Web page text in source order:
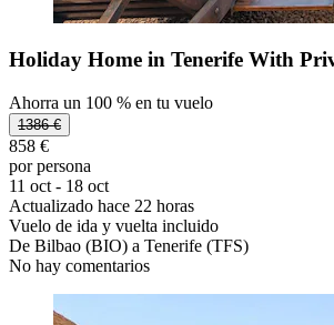
Holiday Home in Tenerife With
Ahorra un 100 % en tu vuelo
1386 €
858 €
por persona
11 oct - 18 oct
Actualizado hace 22 horas
Vuelo de ida y vuelta incluido
De Bilbao (BIO) a Tenerife (TFS)
No hay comentarios